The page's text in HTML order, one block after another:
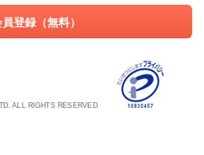
登録（無料）
ALL RIGHTS RESERVED